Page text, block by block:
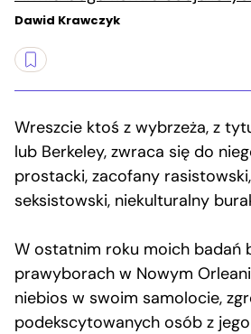
Dawid Krawczyk
Wreszcie ktoś z wybrzeża, z
lub Berkeley, zwraca się do
prostacki, zacofany
seksistowski, niekulturalny
W ostatnim roku moich badań
prawyborach w Nowym
niebios w swoim samolocie,
podekscytowanych osób z